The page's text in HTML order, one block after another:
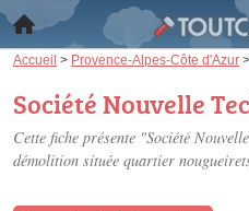
Accueil > Provence-Alpes-Côte d'Azur >
Société Nouvelle
Cette fiche présente "Société
démolition située quartier